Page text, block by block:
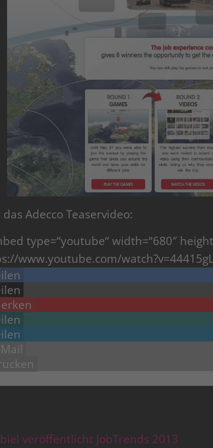
Adecco Teaservideo:
type=“youtube“ width=“680″
www.youtube.com/
veröffentlicht JobTrends 2013